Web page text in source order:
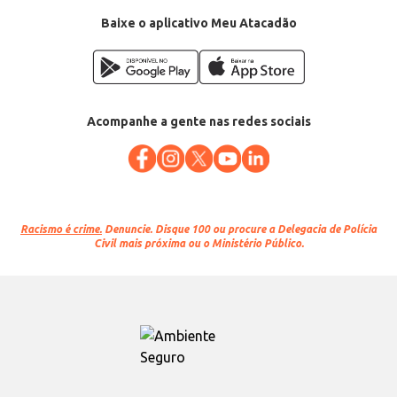
Baixe o aplicativo Meu Atacadão
Acompanhe a gente nas redes sociais
Racismo é crime. Denuncie. Disque 100 ou procure a Delegacia de Polícia
Civil mais próxima ou o Ministério Público.